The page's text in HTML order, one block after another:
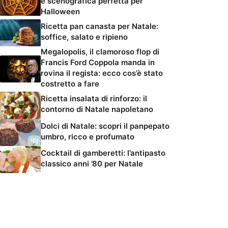
Halloween
Ricetta pan canasta per Natale:
soffice, salato e ripieno
Megalopolis, il clamoroso flop di
Francis Ford Coppola manda in
rovina il regista: ecco cos’è stato
costretto a fare
Ricetta insalata di rinforzo: il
contorno di Natale napoletano
Dolci di Natale: scopri il panpepato
umbro, ricco e profumato
Cocktail di gamberetti: l’antipasto
classico anni ’80 per Natale